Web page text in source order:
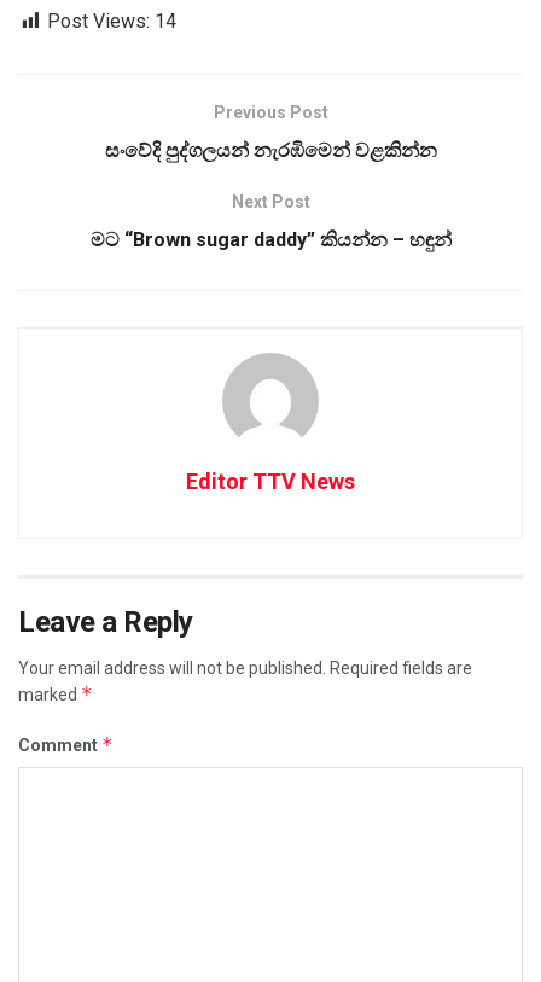
Post Views: 14
Previous Post
සංවේදි පුද්ගලයන් නැරඹිමෙන් වළකින්න
Next Post
මට “Brown sugar daddy” කියන්න – හඳුන්
Editor TTV News
Leave a Reply
Your email address will not be published.
Required fields are
marked *
Comment *